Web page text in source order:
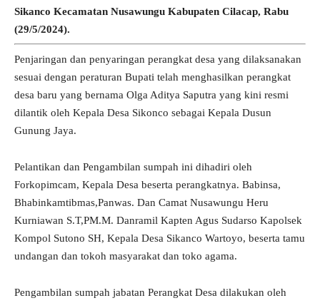
Sikanco Kecamatan Nusawungu Kabupaten Cilacap, Rabu
(29/5/2024).
Penjaringan dan penyaringan perangkat desa yang dilaksanakan
sesuai dengan peraturan Bupati telah menghasilkan perangkat
desa baru yang bernama Olga Aditya Saputra yang kini resmi
dilantik oleh Kepala Desa Sikonco sebagai Kepala Dusun
Gunung Jaya.
Pelantikan dan Pengambilan sumpah ini dihadiri oleh
Forkopimcam, Kepala Desa beserta perangkatnya. Babinsa,
Bhabinkamtibmas,Panwas. Dan Camat Nusawungu Heru
Kurniawan S.T,PM.M. Danramil Kapten Agus Sudarso Kapolsek
Kompol Sutono SH, Kepala Desa Sikanco Wartoyo, beserta tamu
undangan dan tokoh masyarakat dan toko agama.
Pengambilan sumpah jabatan Perangkat Desa dilakukan oleh